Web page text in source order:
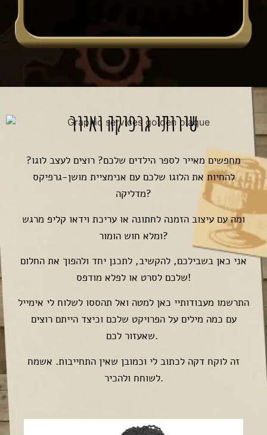
שירותי גרפיקה ואיור
מחפשים מאייר לספר הילדים שלכם? רוצים לעצב לוגו?
להחיות את הלוגו שלכם עם אנימציית מושן-גרפיקס
מדליקה?
ומה עם עיצוב הזמנה לחתונה או עריכת וידאו קליפ מרגש
ומלא חוש הומור?
אני כאן בשבילכם, להקשיב, לתכנן יחד ולהפוך את החלום
שלכם לסרט או לפלא מודפס!
התרשמו מעבודותיי כאן למטה ואל תהססו לשלוח לי אימייל
עם כמה מילים על הפרויקט שלכם וכיצד הייתם רוצים
שאעזור לכם.
זה לוקח דקה לכתוב לי וכמובן שאין התחייבות. אשמח
לשוחח ולהכיר.